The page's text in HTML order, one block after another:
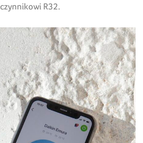
czynnikowi R32.